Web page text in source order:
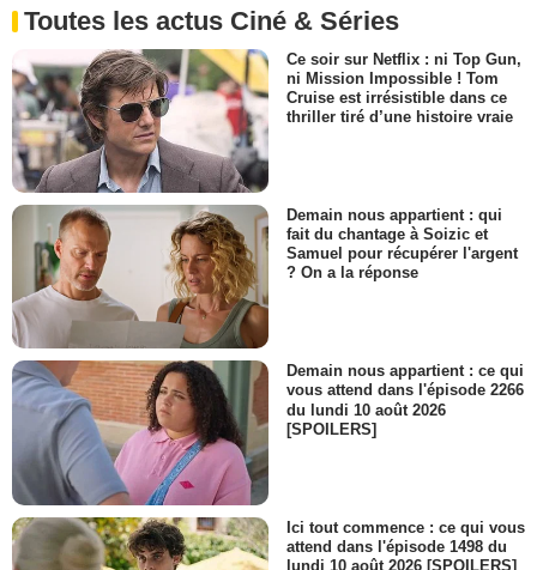
Toutes les actus Ciné & Séries
Ce soir sur Netflix : ni Top Gun,
ni Mission Impossible ! Tom
Cruise est irrésistible dans ce
thriller tiré d’une histoire vraie
Demain nous appartient : qui
fait du chantage à Soizic et
Samuel pour récupérer l'argent
? On a la réponse
Demain nous appartient : ce qui
vous attend dans l'épisode 2266
du lundi 10 août 2026
[SPOILERS]
Ici tout commence : ce qui vous
attend dans l'épisode 1498 du
lundi 10 août 2026 [SPOILERS]